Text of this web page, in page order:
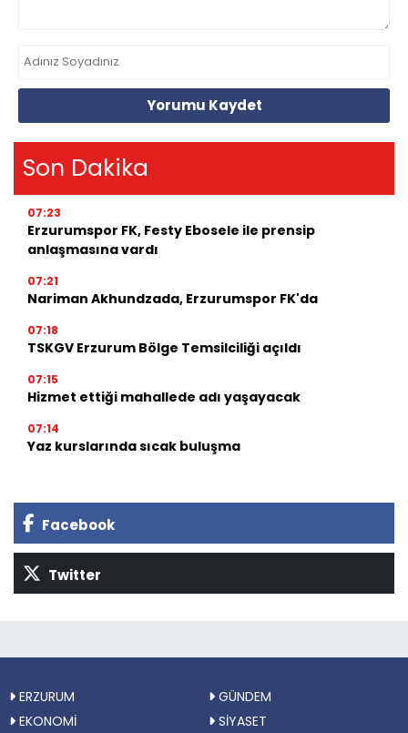
Yorumu Kaydet
Son Dakika
07:23
Erzurumspor FK, Festy Ebosele ile prensip
anlaşmasına vardı
07:21
Nariman Akhundzada, Erzurumspor FK'da
07:18
TSKGV Erzurum Bölge Temsilciliği açıldı
07:15
Hizmet ettiği mahallede adı yaşayacak
07:14
Yaz kurslarında sıcak buluşma
Facebook
Twitter
ERZURUM
GÜNDEM
EKONOMİ
SİYASET